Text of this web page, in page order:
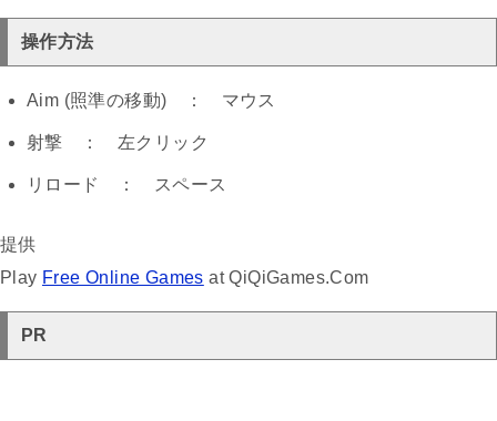
操作方法
Aim (照準の移動) ： マウス
射撃 ： 左クリック
リロード ： スペース
提供
Play Free Online Games at QiQiGames.Com
PR